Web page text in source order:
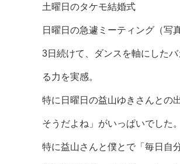
土曜日のタケモ結婚式
日曜日の急遽ミーティング（写真
3日続けて、ダンスを軸にした
る力を実感。
特に日曜日の益山ゆきさんとの
そうだよね」がいっぱいでした。
特に益山さんと僕とで「毎日自